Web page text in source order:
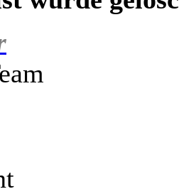
und auf sie